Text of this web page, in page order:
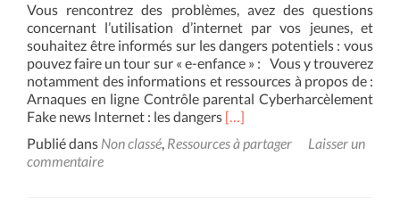
Vous rencontrez des problèmes, avez des questions
concernant l’utilisation d’internet par vos jeunes, et
souhaitez être informés sur les dangers potentiels : vous
pouvez faire un tour sur « e-enfance » : Vous y trouverez
notamment des informations et ressources à propos de :
Arnaques en ligne Contrôle parental Cyberharcèlement
Fake news Internet : les dangers En
plus
[…]
Publié dans Non classé, Ressources à partager
Laisser un
commentaire